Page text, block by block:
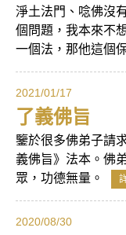
淨土法門、唸佛沒
個問題，我本來不
一個法，那他這個
2021/01/17
了義佛旨
鑒於很多佛弟子請
義佛旨》法本。佛
眾，功德無量。
2020/08/30